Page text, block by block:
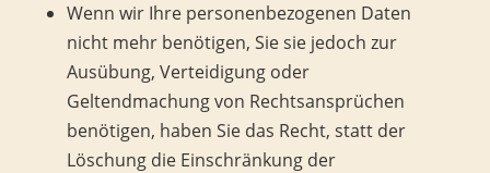
Wenn wir Ihre personenbezogenen Daten
nicht mehr benötigen, Sie sie jedoch zur
Ausübung, Verteidigung oder
Geltendmachung von Rechtsansprüchen
benötigen, haben Sie das Recht, statt der
Löschung die Einschränkung der